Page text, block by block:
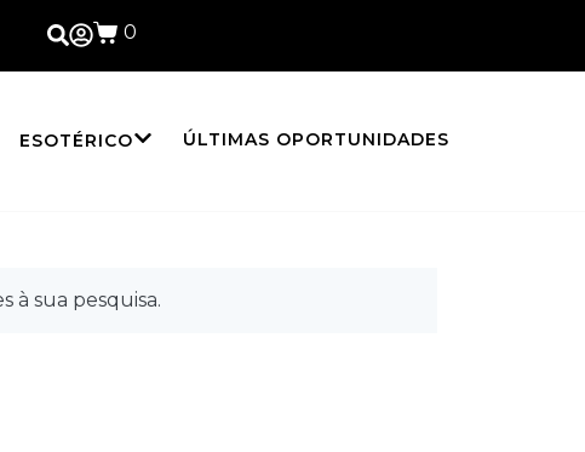
0
ESOTÉRICO ÚLTIMAS OPORTUNIDADES
à sua pesquisa.